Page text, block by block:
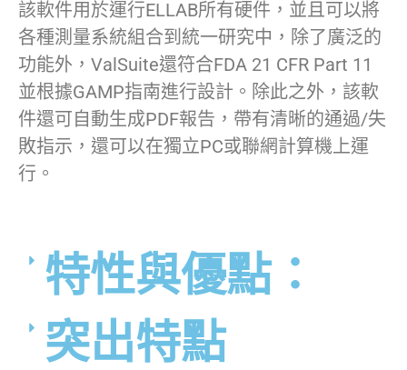
該軟件用於運行ELLAB所有硬件，並且可以將
各種測量系統組合到統一研究中，除了廣泛的
功能外，ValSuite還符合FDA 21 CFR Part 11
並根據GAMP指南進行設計。除此之外，該軟
件還可自動生成PDF報告，帶有清晰的通過/失
敗指示，還可以在獨立PC或聯網計算機上運
行。
特性與優點：
突出特點